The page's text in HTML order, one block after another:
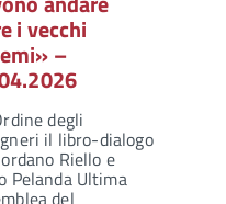
i vecchi
–
degli
il libro-dialogo
Riello e
Pelanda Ultima
del